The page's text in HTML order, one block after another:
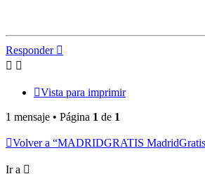
Responder
Vista para imprimir
1 mensaje • Página 1 de 1
Volver a “MADRIDGRATIS
Ir a